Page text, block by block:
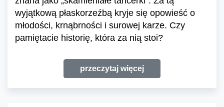
wyjątkową płaskorzeźbą kryje się opowieść o
młodości, krnąbrności i surowej karze. Czy
pamiętacie historię, która za nią stoi?
przeczytaj więcej